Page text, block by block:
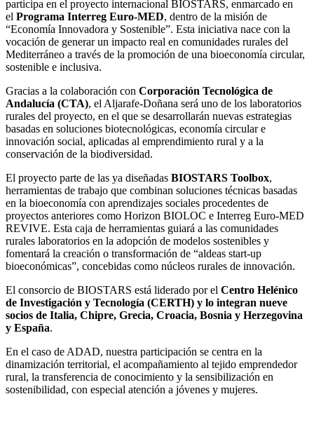
participa en el proyecto internacional BIOSTARS, enmarcado en
el Programa Interreg Euro-MED, dentro de la misión de
“Economía Innovadora y Sostenible”. Esta iniciativa nace con la
vocación de generar un impacto real en comunidades rurales del
Mediterráneo a través de la promoción de una bioeconomía circular,
sostenible e inclusiva.
Gracias a la colaboración con Corporación Tecnológica de
Andalucía (CTA), el Aljarafe-Doñana será uno de los laboratorios
rurales del proyecto, en el que se desarrollarán nuevas estrategias
basadas en soluciones biotecnológicas, economía circular e
innovación social, aplicadas al emprendimiento rural y a la
conservación de la biodiversidad.
El proyecto parte de las ya diseñadas BIOSTARS Toolbox,
herramientas de trabajo que combinan soluciones técnicas basadas
en la bioeconomía con aprendizajes sociales procedentes de
proyectos anteriores como Horizon BIOLOC e Interreg Euro-MED
REVIVE. Esta caja de herramientas guiará a las comunidades
rurales laboratorios en la adopción de modelos sostenibles y
fomentará la creación o transformación de “aldeas start-up
bioeconómicas”, concebidas como núcleos rurales de innovación.
El consorcio de BIOSTARS está liderado por el Centro Helénico
de Investigación y Tecnología (CERTH) y lo integran nueve
socios de Italia, Chipre, Grecia, Croacia, Bosnia y Herzegovina
y España.
En el caso de ADAD, nuestra participación se centra en la
dinamización territorial, el acompañamiento al tejido emprendedor
rural, la transferencia de conocimiento y la sensibilización en
sostenibilidad, con especial atención a jóvenes y mujeres.